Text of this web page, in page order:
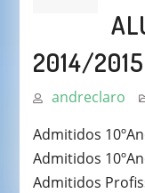
2014/2015
andreclaro
Admitidos
Admitidos
Admitidos